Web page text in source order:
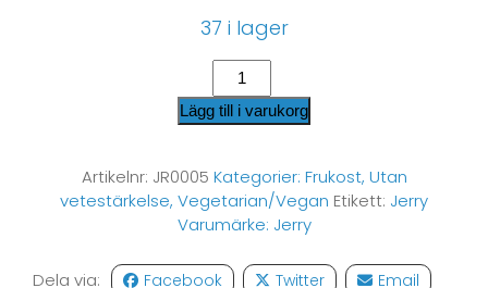
37 i lager
Lägg till i varukorg
Artikelnr: JR0005 Kategorier: Frukost, Utan
vetestärkelse, Vegetarian/Vegan Etikett: Jerry
Varumärke: Jerry
Dela via: Facebook Twitter Email